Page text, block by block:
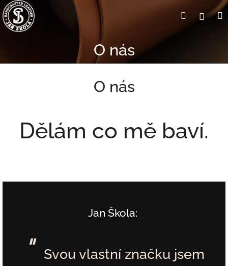
Přejít
na
obsah
Hledat
O nás
O nás
Dělám co mě baví.
Jan Škola:
" Svou vlastní značku jsem